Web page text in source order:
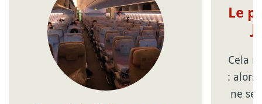
Le
Cela
: alors
ne